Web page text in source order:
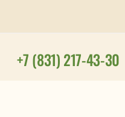
+7 (831) 217-43-30